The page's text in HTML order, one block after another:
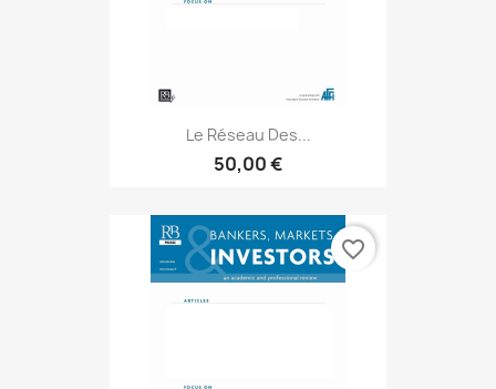
Le Réseau Des...
50,00 €
favorite_border